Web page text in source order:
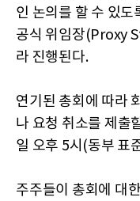
인 논의를 할 수 있도
공식 위임장(Proxy
라 진행된다.
연기된 총회에 따라
나 요청 취소를 제출
일 오후 5시(동부 표
주주들이 총회에 대